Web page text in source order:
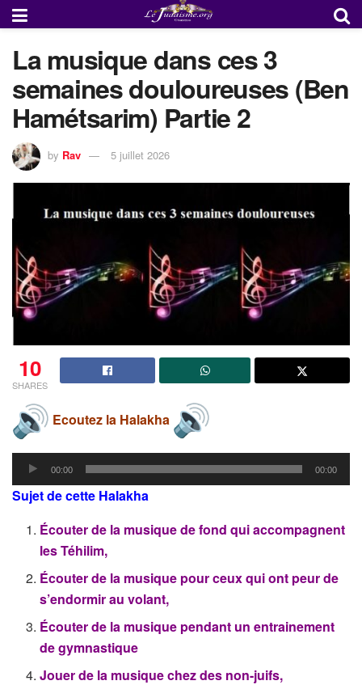
La musique dans ces 3
semaines douloureuses (Ben
Hamétsarim) Partie 2
by Rav 5 juillet 2026
10
SHARES
Ecoutez la Halakha
Lecteur
audio
00:00 00:00
Sujet de cette Halakha
Écouter de la musique de fond qui accompagnent
les Téhilim,
Écouter de la musique pour ceux qui ont peur de
s’endormir au volant,
Écouter de la musique pendant un entrainement
de gymnastique
Jouer de la musique chez des non-juifs,